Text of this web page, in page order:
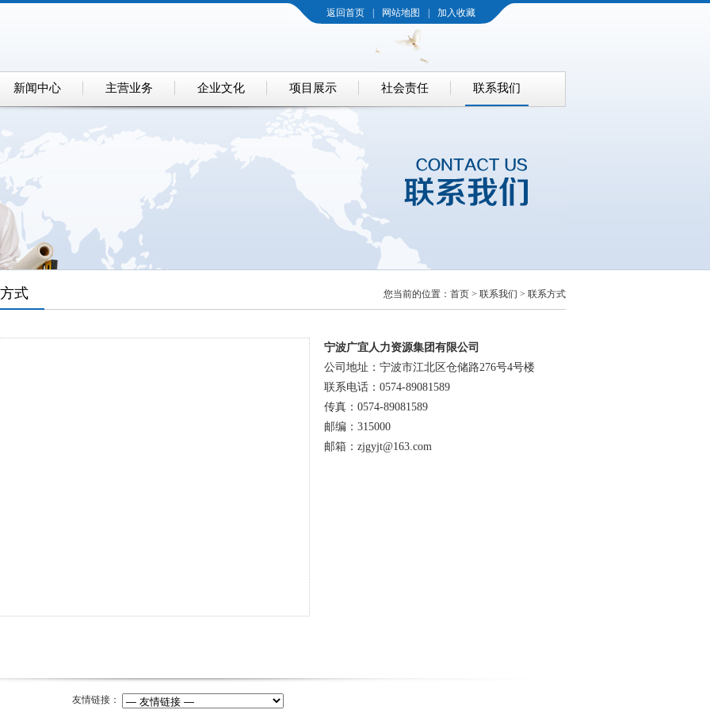
返回首页 网站地图 加入收藏
新闻中心 主营业务 企业文化 项目展示 社会责任 联系我们
式 您当前的位置： 首页 > 联系我们 > 联系方式
宁波广宜人力资源集团有限公司
公司地址：宁波市江北区仓储路276号4号楼
联系电话：0574-89081589
传真：0574-89081589
邮编：315000
邮箱：zjgyjt@163.com
友情链接：